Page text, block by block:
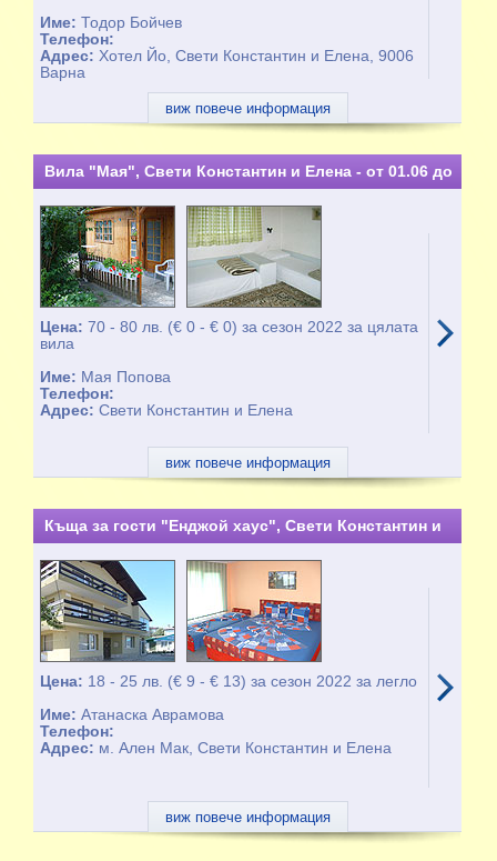
Име:Тодор Бойчев
Телефон:
Адрес: Хотел Йо, Свети Константин и Елена, 9006
Варна
виж повече информация
Вила "Мая", Свети Константин и Елена - от 01.06 до
30.09
Цена:70 - 80 лв. (€ 0 - € 0) за сезон 2022 за цялата
вила
Име: Мая Попова
Телефон:
Адрес:Свети Константин и Елена
виж повече информация
Къща за гости "Енджой хаус", Свети Константин и
Елена - от 01.06 до 30.09
Цена: 18 - 25 лв. (€ 9 - € 13) за сезон 2022 за легло
Име:Атанаска Аврамова
Телефон:
Адрес: м. Ален Мак, Свети Константин и Елена
виж повече информация